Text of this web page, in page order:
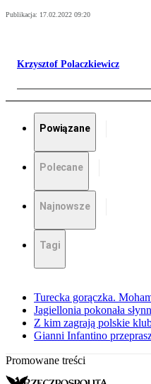
Publikacja: 17.02.2022 09:20
Krzysztof Polaczkiewicz
Powiązane
Polecane
Najnowsze
Tagi
Turecka gorączka.
Jagiellonia pokonała
Z kim zagrają polskie
Gianni Infantino
Promowane treści